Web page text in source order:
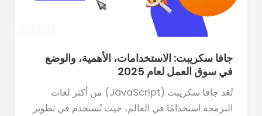
جافا سكريبت: الاستخدامات، الأهمية، والوضع
في سوق العمل لعام 2025
تُعَد جافا سكريبت (JavaScript) من أكثر لغات
البرمجة استخدامًا في العالم، حيث تُستخدم في تطوير
سوق
2025